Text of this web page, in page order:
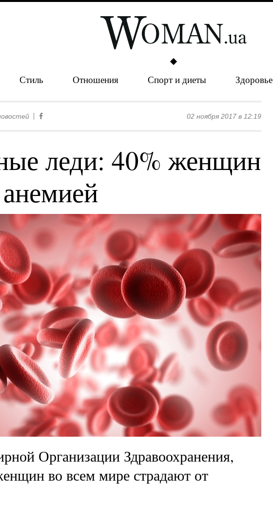
Стиль Отношения Спорт и диеты Здоровье
02 ноября 2017 в 12:19
леди: 40% женщин
Организации Здравоохранения,
во всем мире страдают от